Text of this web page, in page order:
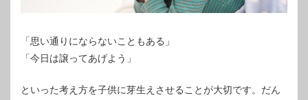
「思い通りにならないこともある」
「今日は譲ってあげよう」
といった考え方を子供に芽生えさせることが大切です。だん